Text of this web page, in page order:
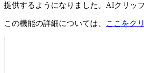
提供するようになりました。AIクリッ
この機能の詳細については、 ここをク